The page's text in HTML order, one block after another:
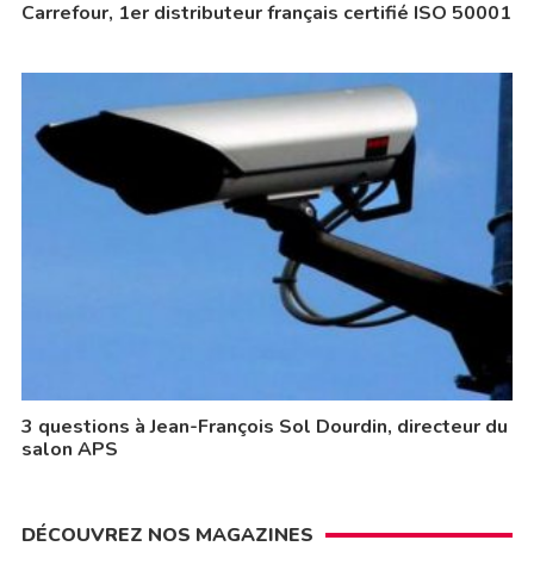
Carrefour, 1er distributeur français certifié ISO 50001
3 questions à Jean-François Sol Dourdin, directeur du
salon APS
DÉCOUVREZ NOS MAGAZINES